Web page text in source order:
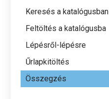
Keresés a katalógusban
Feltöltés a katalógusba
Lépésről-lépésre
Űrlapkitöltés
Összegzés